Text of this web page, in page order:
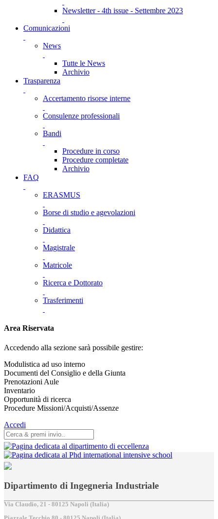
Newsletter - 4th issue - Settembre 2023
Comunicazioni
News
Tutte le News
Archivio
Trasparenza
Accertamento risorse interne
Consulenze professionali
Bandi
Procedure in corso
Procedure completate
Archivio
FAQ
ERASMUS
Borse di studio e agevolazioni
Didattica
Magistrale
Matricole
Ricerca e Dottorato
Trasferimenti
Area Riservata
Accedendo alla sezione sarà possibile gestire:
Modulistica ad uso interno
Documenti del Consiglio e della Giunta
Prenotazioni Aule
Inventario
Opportunità di ricerca
Procedure Missioni/Acquisti/Assenze
Accedi
Dipartimento di Ingegneria Industriale
Via Claudio, 21 - 80125 Napoli (Italia)